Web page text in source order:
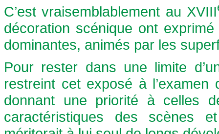
C’est vraisemblablement au XVIII
décoration scénique ont
dominantes, animés par les
Pour rester dans une limite
restreint cet exposé à l’examen
donnant une priorité à celles
caractéristiques des scènes